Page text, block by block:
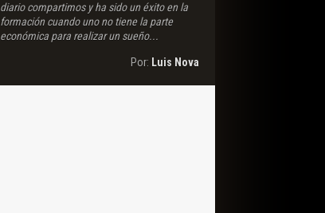
diario compartimos y ha sido un éxito en la
formación cuando uno no tiene la parte
económica para realizar un sueño...
Por: Luis Nova